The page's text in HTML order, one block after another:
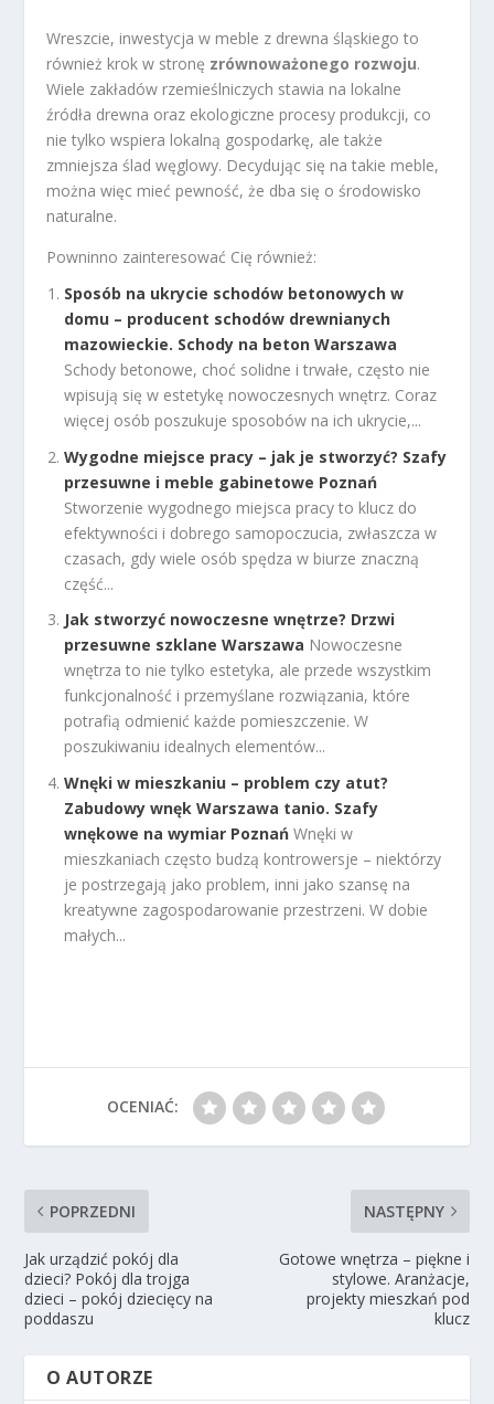
Wreszcie, inwestycja w meble z drewna śląskiego to
również krok w stronę zrównoważonego rozwoju.
Wiele zakładów rzemieślniczych stawia na lokalne
źródła drewna oraz ekologiczne procesy produkcji, co
nie tylko wspiera lokalną gospodarkę, ale także
zmniejsza ślad węglowy. Decydując się na takie meble,
można więc mieć pewność, że dba się o środowisko
naturalne.
Powninno zainteresować Cię również:
Sposób na ukrycie schodów betonowych w
domu – producent schodów drewnianych
mazowieckie. Schody na beton Warszawa
Schody betonowe, choć solidne i trwałe, często nie
wpisują się w estetykę nowoczesnych wnętrz. Coraz
więcej osób poszukuje sposobów na ich ukrycie,...
Wygodne miejsce pracy – jak je stworzyć? Szafy
przesuwne i meble gabinetowe Poznań
Stworzenie wygodnego miejsca pracy to klucz do
efektywności i dobrego samopoczucia, zwłaszcza w
czasach, gdy wiele osób spędza w biurze znaczną
część...
Jak stworzyć nowoczesne wnętrze? Drzwi
przesuwne szklane Warszawa Nowoczesne
wnętrza to nie tylko estetyka, ale przede wszystkim
funkcjonalność i przemyślane rozwiązania, które
potrafią odmienić każde pomieszczenie. W
poszukiwaniu idealnych elementów...
Wnęki w mieszkaniu – problem czy atut?
Zabudowy wnęk Warszawa tanio. Szafy
wnękowe na wymiar Poznań Wnęki w
mieszkaniach często budzą kontrowersje – niektórzy
je postrzegają jako problem, inni jako szansę na
kreatywne zagospodarowanie przestrzeni. W dobie
małych...
OCENIAĆ:
POPRZEDNI
Jak urządzić pokój dla
dzieci? Pokój dla trojga
dzieci – pokój dziecięcy na
poddaszu
NASTĘPNY
Gotowe wnętrza – piękne i
stylowe. Aranżacje,
projekty mieszkań pod
klucz
O AUTORZE